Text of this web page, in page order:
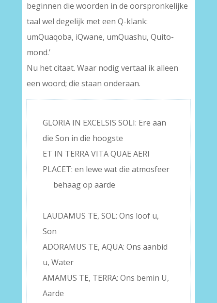
beginnen die woorden in de oorspronkelijke
taal wel degelijk met een Q-klank:
umQuaqoba, iQwane, umQuashu, Quito-
mond.’
Nu het citaat. Waar nodig vertaal ik alleen
een woord; die staan onderaan.
GLORIA IN EXCELSIS SOLI: Ere aan
die Son in die hoogste
ET IN TERRA VITA QUAE AERI
PLACET: en lewe wat die atmosfeer
behaag op aarde
LAUDAMUS TE, SOL: Ons loof u,
Son
ADORAMUS TE, AQUA: Ons aanbid
u, Water
AMAMUS TE, TERRA: Ons bemin U,
Aarde